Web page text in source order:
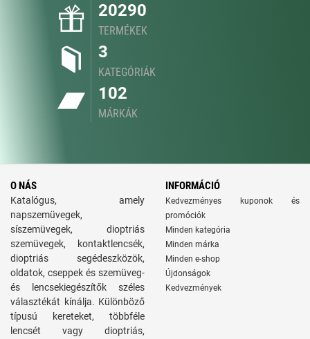
20290
TERMÉKEK
3
KATEGÓRIÁK
102
MÁRKÁK
O NÁS
Katalógus, amely
napszemüvegek,
síszemüvegek, dioptriás
szemüvegek, kontaktlencsék,
dioptriás segédeszközök,
oldatok, cseppek és szemüveg-
és lencsekiegészítők széles
választékát kínálja. Különböző
típusú kereteket, többféle
lencsét vagy dioptriás,
INFORMÁCIÓ
Kedvezményes kuponok és
promóciók
Minden kategória
Minden márka
Minden e-shop
Újdonságok
Kedvezmények